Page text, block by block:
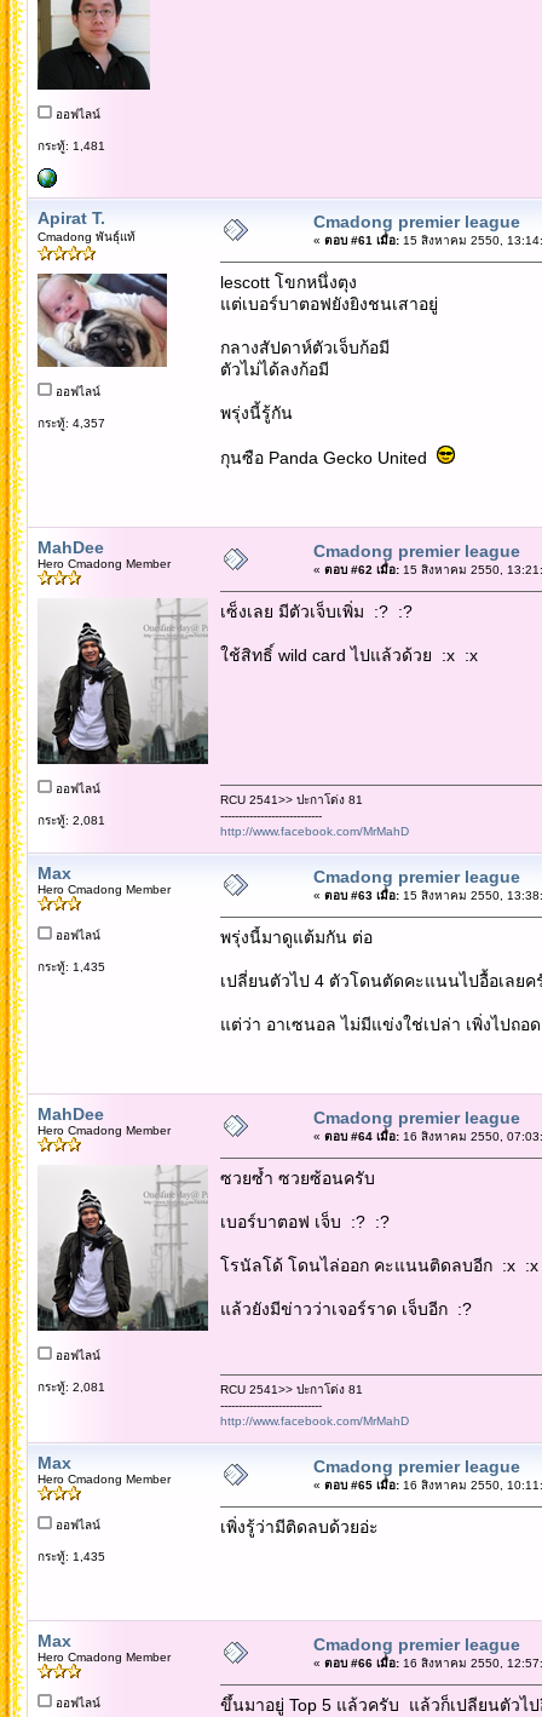
ออฟไลน์
กระทู้: 1,481
Apirat T.
Cmadong พันธุ์แท้
ออฟไลน์
กระทู้: 4,357
Cmadong premier league
« ตอบ #61 เมื่อ:15 สิงหาคม 2550,
lescott โขกหนึ่งตุง
แต่เบอร์บาตอฟยังยิงชนเสาอยู่
กลางสัปดาห์ตัวเจ็บก้อมี
ตัวไม่ได้ลงก้อมี
พรุ่งนี้รู้กัน
กุนซือ Panda Gecko United
MahDee
Hero Cmadong Member
ออฟไลน์
กระทู้: 2,081
Cmadong premier league
« ตอบ #62 เมื่อ:15 สิงหาคม 2550,
เซ็งเลย มีตัวเจ็บเพิ่ม :? :?
ใช้สิทธิ์ wild card ไปแล้วด้วย :x :x
RCU 2541>> ปะกาโด่ง 81
----------------------------
http://www.facebook.com/MrMahD
Max
Hero Cmadong Member
ออฟไลน์
กระทู้: 1,435
Cmadong premier league
« ตอบ #63 เมื่อ:15 สิงหาคม 2550,
พรุ่งนี้มาดูแต้มกัน ต่อ
เปลี่ยนตัวไป 4 ตัวโดนตัดคะแนนไปอื้อเลยค
แต่ว่า อาเซนอล ไม่มีแข่งใช่เปล่า เพิ่งไปถอ
MahDee
Hero Cmadong Member
ออฟไลน์
กระทู้: 2,081
Cmadong premier league
« ตอบ #64 เมื่อ:16 สิงหาคม 2550,
ซวยซ้ำ ซวยซ้อนครับ
เบอร์บาตอฟ เจ็บ :? :?
โรนัลโด้ โดนไล่ออก คะแนนติดลบอีก :x :x
แล้วยังมีข่าวว่าเจอร์ราด เจ็บอีก :?
RCU 2541>> ปะกาโด่ง 81
----------------------------
http://www.facebook.com/MrMahD
Max
Hero Cmadong Member
ออฟไลน์
กระทู้: 1,435
Cmadong premier league
« ตอบ #65 เมื่อ:16 สิงหาคม 2550,
เพิ่งรู้ว่ามีติดลบด้วยอ่ะ
Max
Hero Cmadong Member
ออฟไลน์
Cmadong premier league
« ตอบ #66 เมื่อ:16 สิงหาคม 2550,
ขึ้นมาอยู่ Top 5 แล้วครับ แล้วก็เปลียนตัวไ